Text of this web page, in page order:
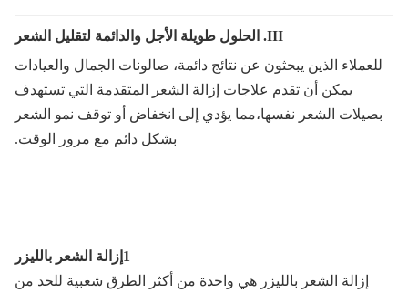
الذين يبحثون عن نتائج دائمة، صالونات الجمال والعيادات
يمكن أن تقدم علاجات إزالة الشعر المتقدمة التي تستهدف
الشعر نفسها،مما يؤدي إلى انخفاض أو توقف نمو الشعر
بشكل دائم مع مرور الوقت.
إزالة الشعر بالليزر هي واحدة من أكثر الطرق شعبية للحد من